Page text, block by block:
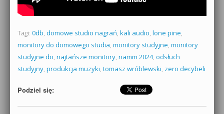
Tagi: 0db, domowe studio nagrań, kali audio, lone pine,
monitory do domowego studia, monitory studyjne, monitory
studyjne do, najtańsze monitory, namm 2024, odsłuch
studyjny, produkcja muzyki, tomasz wróblewski, zero decybeli
Podziel się: